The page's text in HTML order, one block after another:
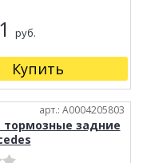
руб.
Купить
арт.: A0004205803
тормозные задние